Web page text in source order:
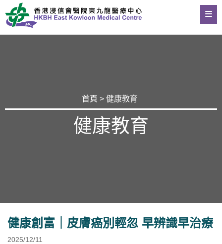
首頁 > 健康教育
健康教育
健康創富｜皮膚癌別輕忽 早辨識早治療
2025/12/11